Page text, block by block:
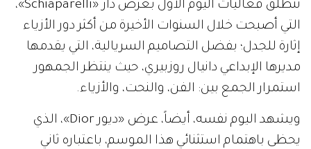
تنطلق فعاليات اليوم الأول بعرض دار «Schiaparelli»،
التي أصبحت خلال السنوات الأخيرة من أكثر دور الأزياء
إثارة للجدل؛ بفضل التصاميم السريالية، التي يقدمها
مديرها الإبداعي دانيال روزبيري، حيث ينتظر الجمهور
استمرار الجمع بين: الفن، والنحت، والأزياء.
ويشهد اليوم نفسه، أيضاً، عرض «ديور Dior»، الذي
يحظى باهتمام استثنائي هذا الموسم، باعتباره ثاني